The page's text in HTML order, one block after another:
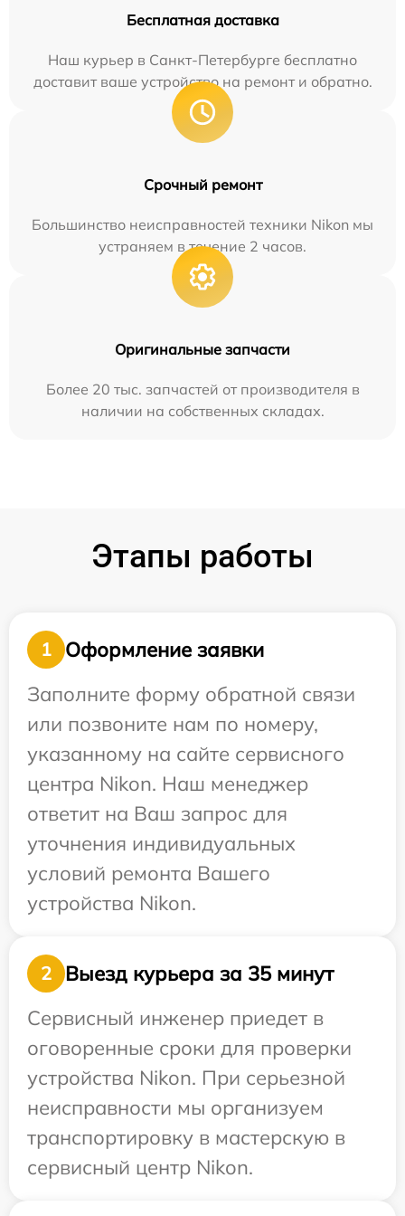
Бесплатная доставка
Наш курьер в Санкт-Петербурге бесплатно
доставит ваше устройство на ремонт и обратно.
Срочный ремонт
Большинство неисправностей техники Nikon мы
устраняем в течение 2 часов.
Оригинальные запчасти
Более 20 тыс. запчастей от производителя в
наличии на собственных складах.
Этапы работы
1
Оформление заявки
Заполните форму обратной связи
или позвоните нам по номеру,
указанному на сайте сервисного
центра Nikon. Наш менеджер
ответит на Ваш запрос для
уточнения индивидуальных
условий ремонта Вашего
устройства Nikon.
2
Выезд курьера за 35 минут
Сервисный инженер приедет в
оговоренные сроки для проверки
устройства Nikon. При серьезной
неисправности мы организуем
транспортировку в мастерскую в
сервисный центр Nikon.